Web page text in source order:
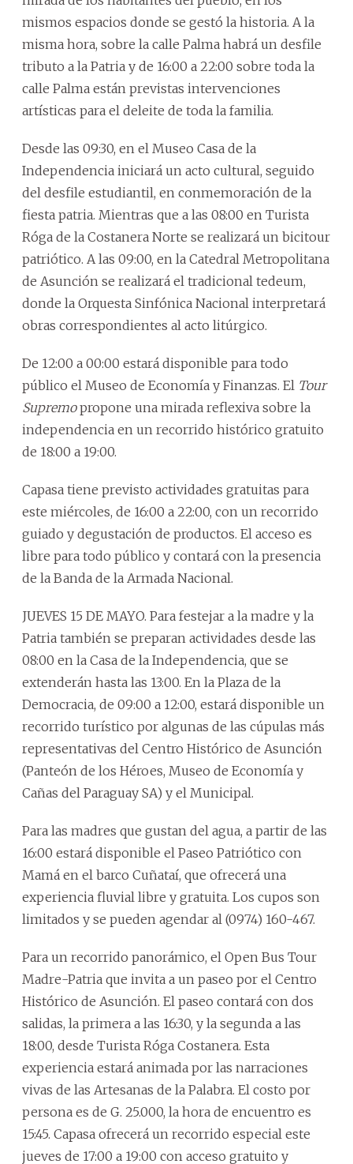
mismos espacios donde se gestó la historia. A la
misma hora, sobre la calle Palma habrá un desfile
tributo a la Patria y de 16:00 a 22:00 sobre toda la
calle Palma están previstas intervenciones
artísticas para el deleite de toda la familia.
Desde las 09:30, en el Museo Casa de la
Independencia iniciará un acto cultural, seguido
del desfile estudiantil, en conmemoración de la
fiesta patria. Mientras que a las 08:00 en Turista
Róga de la Costanera Norte se realizará un bicitour
patriótico. A las 09:00, en la Catedral Metropolitana
de Asunción se realizará el tradicional tedeum,
donde la Orquesta Sinfónica Nacional interpretará
obras correspondientes al acto litúrgico.
De 12:00 a 00:00 estará disponible para todo
público el Museo de Economía y Finanzas. El Tour
Supremopropone una mirada reflexiva sobre la
independencia en un recorrido histórico gratuito
de 18:00 a 19:00.
Capasa tiene previsto actividades gratuitas para
este miércoles, de 16:00 a 22:00, con un recorrido
guiado y degustación de productos. El acceso es
libre para todo público y contará con la presencia
de la Banda de la Armada Nacional.
JUEVES 15 DE MAYO. Para festejar a la madre y la
Patria también se preparan actividades desde las
08:00 en la Casa de la Independencia, que se
extenderán hasta las 13:00. En la Plaza de la
Democracia, de 09:00 a 12:00, estará disponible un
recorrido turístico por algunas de las cúpulas más
representativas del Centro Histórico de Asunción
(Panteón de los Héroes, Museo de Economía y
Cañas del Paraguay SA) y el Municipal.
Para las madres que gustan del agua, a partir de las
16:00 estará disponible el Paseo Patriótico con
Mamá en el barco Cuñataí, que ofrecerá una
experiencia fluvial libre y gratuita. Los cupos son
limitados y se pueden agendar al (0974) 160-467.
Para un recorrido panorámico, el Open Bus Tour
Madre-Patria que invita a un paseo por el Centro
Histórico de Asunción. El paseo contará con dos
salidas, la primera a las 16:30, y la segunda a las
18:00, desde Turista Róga Costanera. Esta
experiencia estará animada por las narraciones
vivas de las Artesanas de la Palabra. El costo por
persona es de G. 25.000, la hora de encuentro es
15:45. Capasa ofrecerá un recorrido especial este
jueves de 17:00 a 19:00 con acceso gratuito y